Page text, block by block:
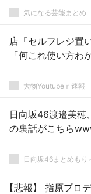
気になる芸能まとめ
店「セルフレジ置
「何これ使い方わ
大物Youtubeｒ速報
日向坂46渡邉美穂
の裏話がこちら
日向坂46まとめもり
【悲報】 指原プロ